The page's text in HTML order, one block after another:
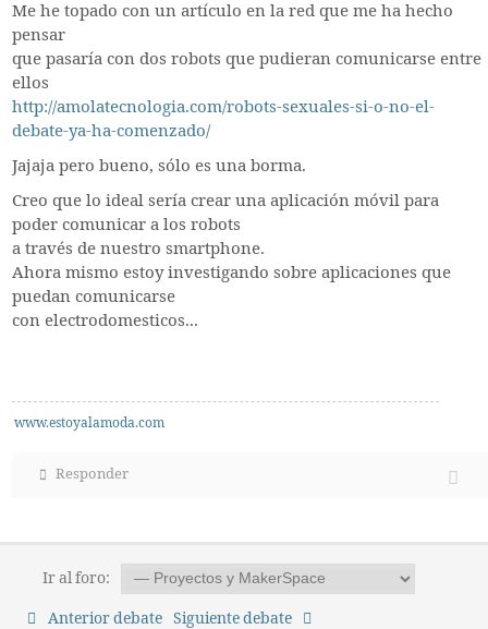
Me he topado con un artículo en la red que me ha hecho
pensar
que pasaría con dos robots que pudieran comunicarse entre
ellos
http://amolatecnologia.com/robots-sexuales-si-o-no-el-
debate-ya-ha-comenzado/
Jajaja pero bueno, sólo es una borma.
Creo que lo ideal sería crear una aplicación móvil para
poder comunicar a los robots
a través de nuestro smartphone.
Ahora mismo estoy investigando sobre aplicaciones que
puedan comunicarse
con electrodomesticos...
www.estoyalamoda.com
Responder
Ir al foro:
Anterior debate Siguiente debate